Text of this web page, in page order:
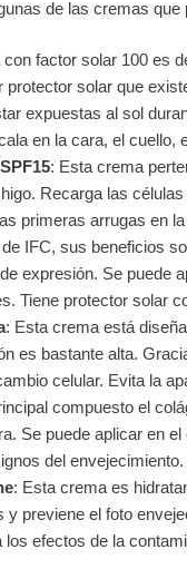
de las cremas
factor solar 100 es
solar que
expuestas al sol
en la cara, el cuello,
: Esta crema
Recarga las
primeras arrugas en
IFC, sus beneficios
expresión. Se puede
Tiene protector solar
: Esta crema está
es bastante alta.
celular. Evita la
compuesto el
Se puede aplicar en
del envejecimiento.
: Esta crema es
previene el foto
los efectos de la